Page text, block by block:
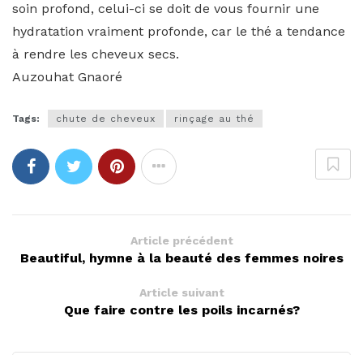
soin profond, celui-ci se doit de vous fournir une
hydratation vraiment profonde, car le thé a tendance
à rendre les cheveux secs.
Auzouhat Gnaoré
Tags: chute de cheveux rinçage au thé
Article précédent
Beautiful, hymne à la beauté des femmes noires
Article suivant
Que faire contre les poils incarnés?